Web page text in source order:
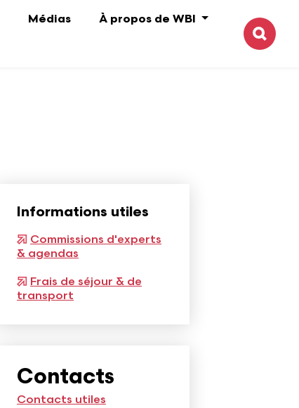
Médias
À propos de WBI
Informations utiles
Commissions d'experts
& agendas
Frais de séjour & de
transport
Contacts
Contacts utiles